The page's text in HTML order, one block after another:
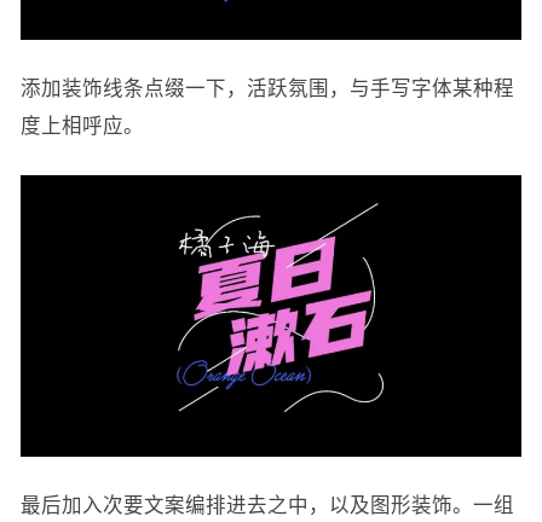
添加装饰线条点缀一下，活跃氛围，与手写字体某种程
度上相呼应。
最后加入次要文案编排进去之中，以及图形装饰。一组